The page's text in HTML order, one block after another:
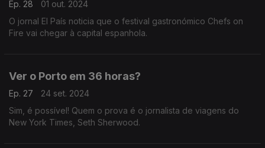
Ep. 28
01 out. 2024
O jornal El País noticia que o festival gastronómico Chefs on
Fire vai chegar à capital espanhola.
Ver o Porto em 36 horas?
Ep. 27
24 set. 2024
Sim, é possível! Quem o prova é o jornalista de viagens do
New York Times, Seth Sherwood.